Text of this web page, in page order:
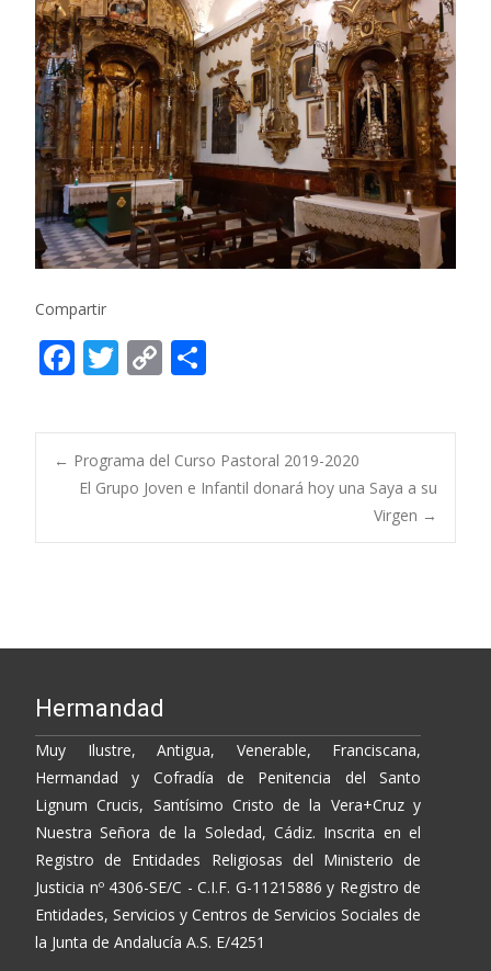
Compartir
F
e
b
o
o
T
itt
er
C
p
y
Li
n
m
p
ar
ti
Post
navigation
← Programa del Curso Pastoral 2019-2020
El Grupo Joven e Infantil donará hoy una Saya a su
Virgen →
Hermandad
Muy Ilustre, Antigua, Venerable, Franciscana,
Hermandad y Cofradía de Penitencia del Santo
Lignum Crucis, Santísimo Cristo de la Vera+Cruz y
Nuestra Señora de la Soledad, Cádiz. Inscrita en el
Registro de Entidades Religiosas del Ministerio de
Justicia nº 4306-SE/C - C.I.F. G-11215886 y Registro de
Entidades, Servicios y Centros de Servicios Sociales de
la Junta de Andalucía A.S. E/4251